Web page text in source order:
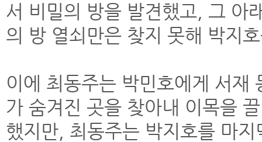
서 비밀의 방을 발견했고, 그 아
의 방 열쇠만은 찾지 못해 박지
이에 최동주는 박민호에게 서재
가 숨겨진 곳을 찾아내 이목을
했지만, 최동주는 박지호를 마